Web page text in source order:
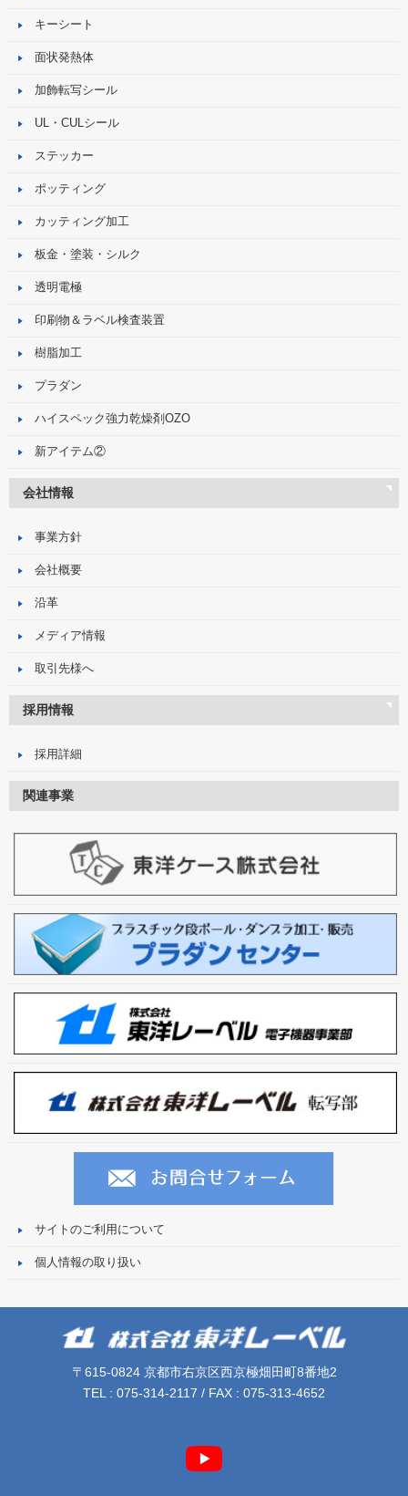
キーシート
面状発熱体
加飾転写シール
UL・CULシール
ステッカー
ポッティング
カッティング加工
板金・塗装・シルク
透明電極
印刷物＆ラベル検査装置
樹脂加工
プラダン
ハイスペック強力乾燥剤OZO
新アイテム②
会社情報
事業方針
会社概要
沿革
メディア情報
取引先様へ
採用情報
採用詳細
関連事業
サイトのご利用について
個人情報の取り扱い
〒615-0824 京都市右京区西京極畑田町8番地2
TEL : 075-314-2117 / FAX : 075-313-4652